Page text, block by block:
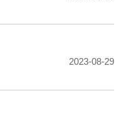
2023-08-29